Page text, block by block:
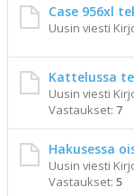
Case 956xl
Uusin viesti
Kattelussa
Uusin viesti
Vastaukset: 7
Hakusessa
Uusin viesti
Vastaukset: 5